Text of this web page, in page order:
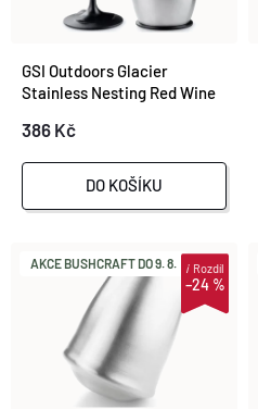
P
R
O
Abecedně
S
P
R
O
GSI Outdoors Glacier
Stainless Nesting Red Wine
386 Kč
DO KOŠÍKU
AKCE BUSHCRAFT DO 9. 8.
–24 %
iRozdíl